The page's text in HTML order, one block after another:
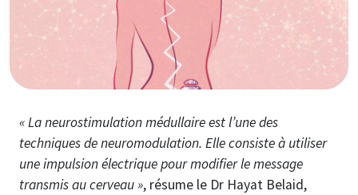
« La neurostimulation médullaire est l’une des
techniques de neuromodulation. Elle consiste à utiliser
une impulsion électrique pour modifier le message
transmis au cerveau », résume le Dr Hayat Belaid,